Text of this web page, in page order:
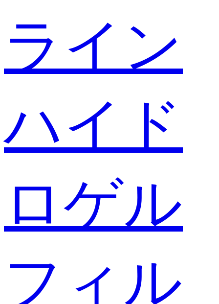
ライン
ハイド
ロゲル
フィル